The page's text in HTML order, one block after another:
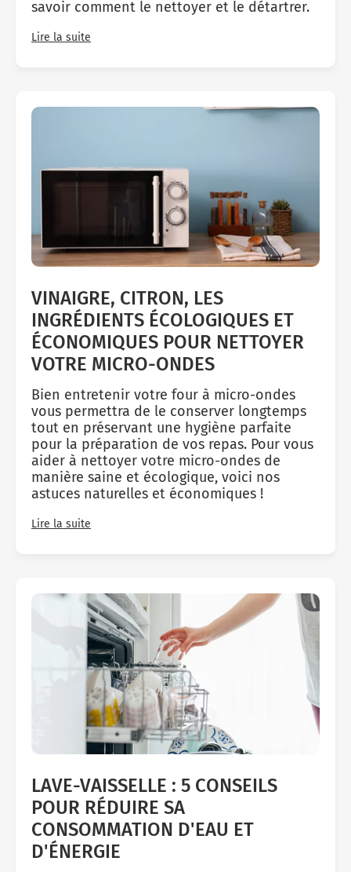
savoir comment le nettoyer et le détartrer.
Lire la suite
VINAIGRE, CITRON, LES
INGRÉDIENTS ÉCOLOGIQUES ET
ÉCONOMIQUES POUR NETTOYER
VOTRE MICRO-ONDES
Bien entretenir votre four à micro-ondes
vous permettra de le conserver longtemps
tout en préservant une hygiène parfaite
pour la préparation de vos repas. Pour vous
aider à nettoyer votre micro-ondes de
manière saine et écologique, voici nos
astuces naturelles et économiques !
Lire la suite
LAVE-VAISSELLE : 5 CONSEILS
POUR RÉDUIRE SA
CONSOMMATION D'EAU ET
D'ÉNERGIE